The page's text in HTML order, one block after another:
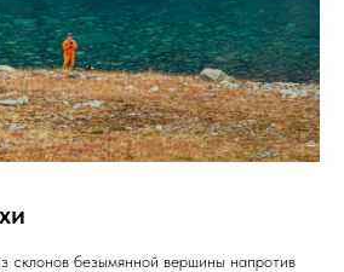
склонов безымянной вершины напротив